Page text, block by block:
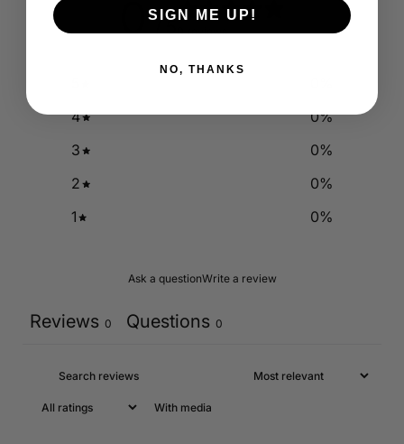
/ 50 reviews
4
0%
3
0%
2
0%
1
0%
Ask a questionWrite a review
Reviews 0 Questions 0
With media
SIGN ME UP!
NO, THANKS